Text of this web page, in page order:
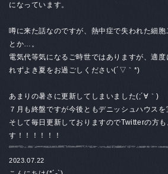
になっています。
噂に来た話なのですが、熱中症で失われた細
とか…。
電気代等気になるご時世ではありますが、適
れずよき夏をお過ごしください(´▽｀*)
あまりの暑さに更新してしまいました(;´∀｀)
７月も終盤ですが今後ともデニッシュハウスを
そして毎日更新しておりますのでTwitterの方
す！！！！！！
2023.07.22